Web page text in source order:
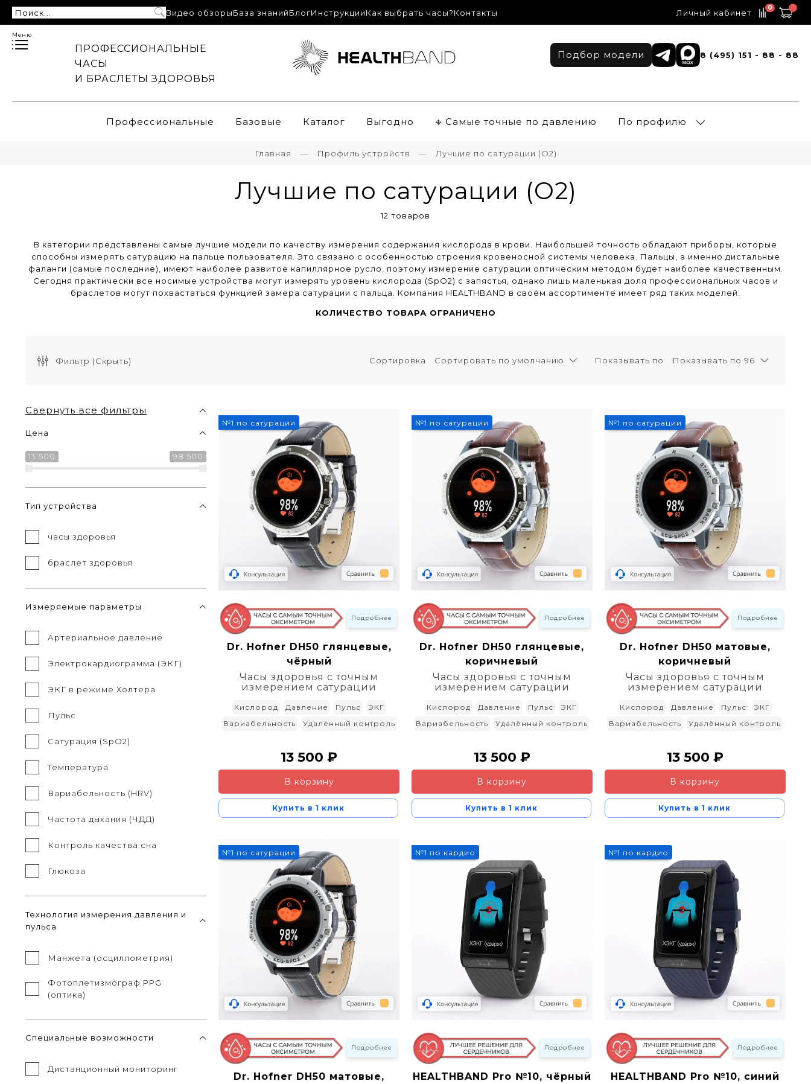
Видео обзорыБаза знанийБлогИнструкцииКак выбрать часы?Контакты Личный кабинет 0
Меню
ПРОФЕССИОНАЛЬНЫЕ
ЧАСЫ
И БРАСЛЕТЫ ЗДОРОВЬЯ
Подбор модели 8 (495) 151 - 88 - 88
Профессиональные Базовые Каталог Выгодно 𖦏 Самые точные по давлению По профилю
Главная Профиль устройств Лучшие по сатурации (O2)
Лучшие по сатурации (O2)
12 товаров
В категории представлены самые лучшие модели по качеству измерения содержания кислорода в крови. Наибольшей точность обладают приборы, которые
способны измерять сатурацию на пальце пользователя. Это связано с особенностью строения кровеносной системы человека. Пальцы, а именно дистальные
фаланги (самые последние), имеют наиболее развитое капиллярное русло, поэтому измерение сатурации оптическим методом будет наиболее качественным.
Сегодня практически все носимые устройства могут измерять уровень кислорода (SpO2) с запястья, однако лишь маленькая доля профессиональных часов и
браслетов могут похвастаться функцией замера сатурации с пальца. Компания HEALTHBAND в своём ассортименте имеет ряд таких моделей.
КОЛИЧЕСТВО ТОВАРА ОГРАНИЧЕНО
Фильтр (Скрыть) Сортировка Показывать по
Свернуть все фильтры
Цена
13 500 98 500
Тип устройства
часы здоровья
браслет здоровья
Измеряемые параметры
Артериальное давление
Электрокардиограмма (ЭКГ)
ЭКГ в режиме Холтера
Пульс
Сатурация (SpO2)
Температура
Вариабельность (HRV)
Частота дыхания (ЧДД)
Контроль качества сна
Глюкоза
Технология измерения давления и
пульса
Манжета (осциллометрия)
Фотоплетизмограф PPG
(оптика)
Специальные возможности
Дистанционный мониторинг
№1 по сатурации
Подробнее
Dr. Hofner DH50 глянцевые,
чёрный
Часы здоровья с точным
измерением сатурации
Кислород Давление Пульс
ЭКГ
Вариабельность
Удалённый контроль
13 500 ₽
В корзину
Купить в 1 клик
№1 по сатурации
Подробнее
Dr. Hofner DH50 глянцевые,
коричневый
Часы здоровья с точным
измерением сатурации
Кислород Давление Пульс
ЭКГ
Вариабельность
Удалённый контроль
13 500 ₽
В корзину
Купить в 1 клик
№1 по сатурации
Подробнее
Dr. Hofner DH50 матовые,
коричневый
Часы здоровья с точным
измерением сатурации
Кислород Давление Пульс
ЭКГ
Вариабельность
Удалённый контроль
13 500 ₽
В корзину
Купить в 1 клик
№1 по сатурации
Подробнее
Dr. Hofner DH50 матовые,
№1 по кардио
Подробнее
HEALTHBAND Pro №10, чёрный
№1 по кардио
Подробнее
HEALTHBAND Pro №10, синий